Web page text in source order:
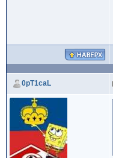
0pT1caL